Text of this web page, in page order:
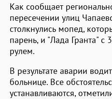
Как сообщает
пересечении улиц
столкнулись мопед,
парень, и "Лада Гранта" с
рулем.
В результате аварии
больнице. Все
устанавливаются,